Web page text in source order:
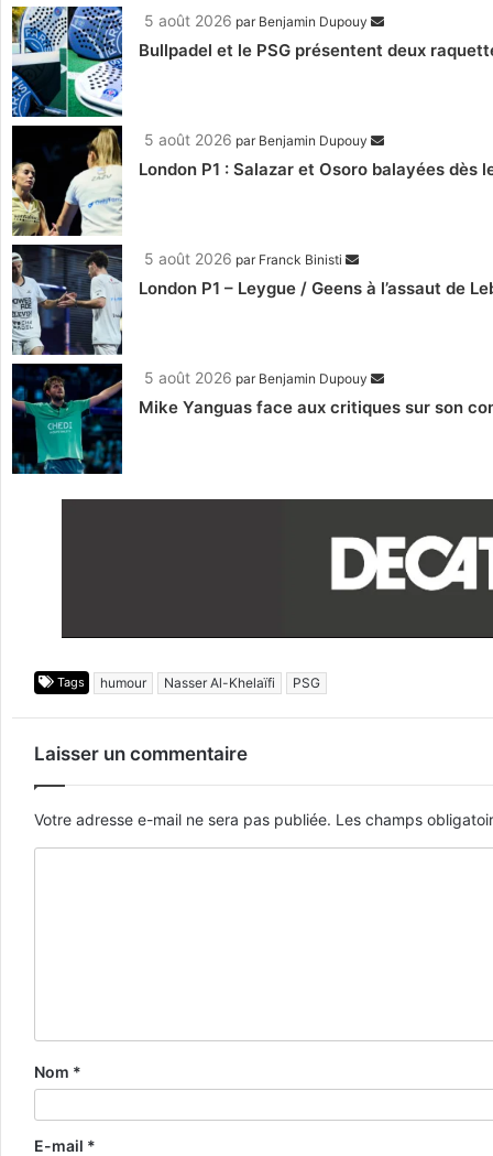
5 août 2026 par Benjamin Dupouy
Bullpadel et le PSG présentent deux
5 août 2026 par Benjamin Dupouy
London P1 : Salazar et Osoro balayées
5 août 2026 par Franck Binisti
London P1 – Leygue / Geens à l’assaut de
5 août 2026 par Benjamin Dupouy
Mike Yanguas face aux critiques sur son
Tags humour Nasser Al-Khelaïfi PSG
Laisser un commentaire
Votre adresse e-mail ne sera pas publiée. Les champs
Nom *
E-mail *